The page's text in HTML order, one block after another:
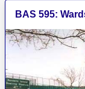
BAS 595: